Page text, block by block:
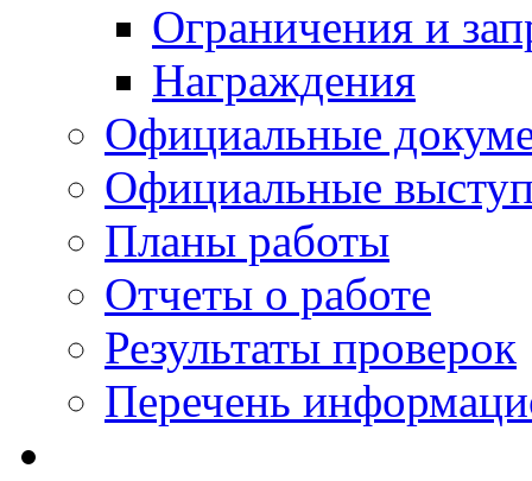
Ограничения и
Награждения
Официальные
Официальные
Планы работы
Отчеты о работе
Результаты проверок
Перечень